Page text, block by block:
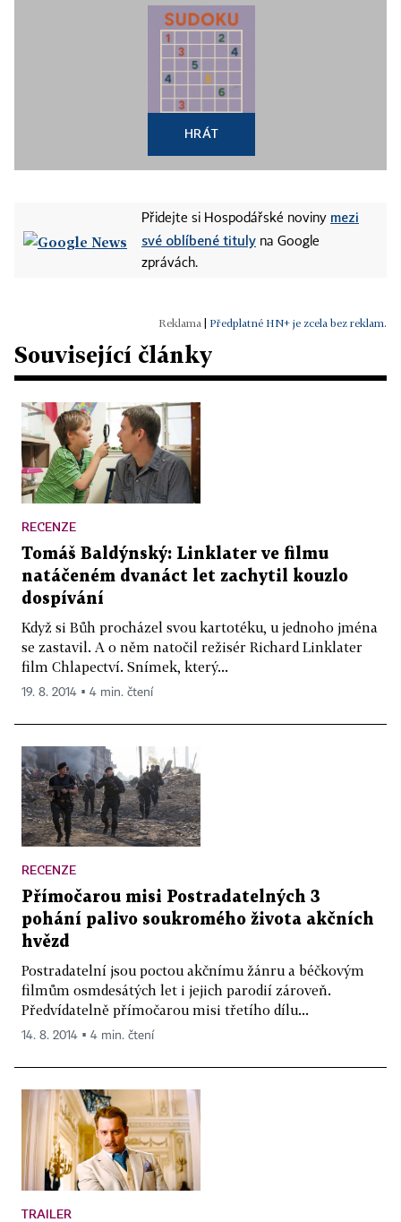
HRÁT
Přidejte si Hospodářské noviny mezi
své oblíbené tituly na Google
zprávách.
Předplatné HN+ je zcela bez reklam.
Související články
RECENZE
Tomáš Baldýnský: Linklater ve filmu
natáčeném dvanáct let zachytil kouzlo
dospívání
Když si Bůh procházel svou kartotéku, u jednoho jména
se zastavil. A o něm natočil režisér Richard Linklater
film Chlapectví. Snímek, který...
19. 8. 2014 ▪ 4 min. čtení
RECENZE
Přímočarou misi Postradatelných 3
pohání palivo soukromého života akčních
hvězd
Postradatelní jsou poctou akčnímu žánru a béčkovým
filmům osmdesátých let i jejich parodií zároveň.
Předvídatelně přímočarou misi třetího dílu...
14. 8. 2014 ▪ 4 min. čtení
TRAILER